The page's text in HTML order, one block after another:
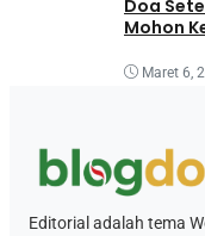
Doa
Mohon
Maret 6,
Editorial adalah tema